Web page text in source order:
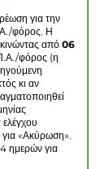
για την
φόρος. Η
από 06
φόρος (η
κι αν
για «Ακύρωση».
ημερών για